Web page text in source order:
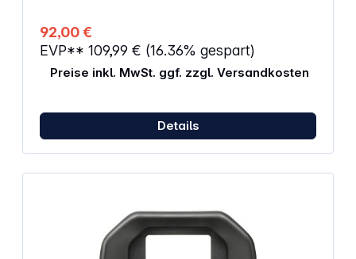
kompatibler Komponenten Abgestimmt auf MFT und
OM System für TTL und HSS Nutzung X5 kombiniert
Adapter- und Triggerfunktion Godox X System
ermöglicht stabile Verbindung bei mehreren
Lichtquellen Magnetische Verbindung erleichtert
unterstützt flexibles Laden
92,00 €
EVP** 109,99 € (16.36% gespart)
Preise inkl. MwSt. ggf. zzgl. Versandkosten
Details